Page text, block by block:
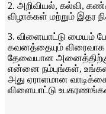
2. அறிவியல், கல்வி,
விழாக்கள் மற்றும் இதர
3. விளையாட்டு மையம்
கவனத்தையும் விரைவாக
தேவையான
என்னை நம்புங்கள்,
அது ஏராளமான
விளையாட்டு